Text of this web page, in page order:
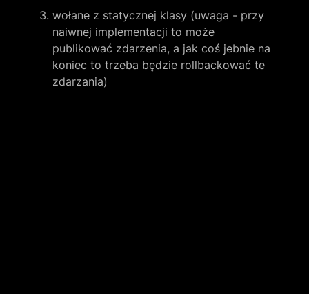
wołane z statycznej klasy (uwaga - przy
naiwnej implementacji to może
publikować zdarzenia, a jak coś jebnie na
koniec to trzeba będzie rollbackować te
zdarzania)